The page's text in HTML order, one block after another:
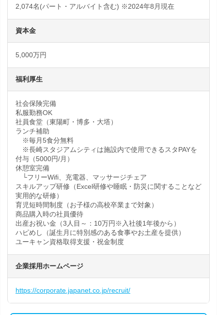
2,074名(パート・アルバイト含む) ※2024年8月現在
資本金
5,000万円
福利厚生
社会保険完備
私服勤務OK
社員食堂（東陽町・博多・大塔）
ランチ補助
※毎月5食分無料
※長崎スタジアムシティは施設内で使用できるスタPAYを
付与（5000円/月）
休憩室完備
└フリーWifi、充電器、マッサージチェア
スキルアップ研修（Excel研修や睡眠・防災に関することなど
実用的な研修）
育児短時間制度（お子様の高校卒業まで対象）
商品購入時の社員優待
出産お祝い金（3人目～：10万円※入社後1年後から）
ハピめし（誕生月に特別感のある食事やお土産を提供）
ユーキャン資格取得支援・祝金制度
企業採用ホームページ
https://corporate.japanet.co.jp/recruit/